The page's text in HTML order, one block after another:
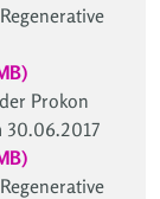
Prokon
30.06.2017